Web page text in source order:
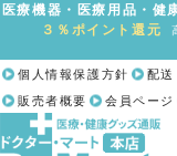
医療機器・医療用品・
３％ポイント還元
個人情報保護方針 配送
販売者概要
会員ページ